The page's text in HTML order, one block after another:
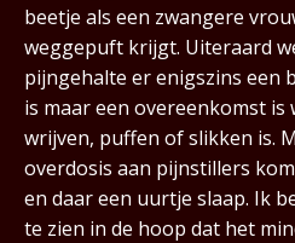
beetje als een zwangere
weggepuft krijgt. Uiteraard
pijngehalte er enigszins een
is maar een overeenkomst is
wrijven, puffen of slikken is.
overdosis aan pijnstillers
en daar een uurtje slaap. Ik
te zien in de hoop dat het